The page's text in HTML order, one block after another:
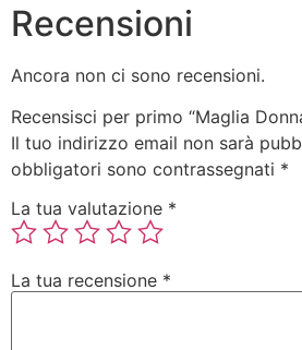
Recensioni
Ancora non ci sono recensioni.
Recensisci per primo “Maglia
Il tuo indirizzo email non sarà
obbligatori sono contrassegnati *
La tua valutazione *
La tua recensione *